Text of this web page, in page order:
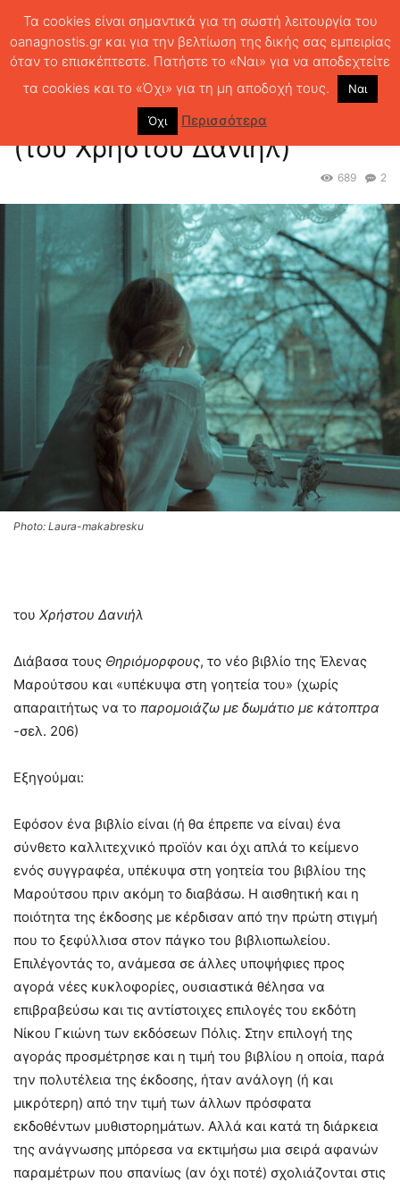
ΚΡΙΤΙΚΕΣ
Δικαιωμένη πολυπλοκότητα
(του Χρήστου Δανιήλ)
Δικαιωμένη πολυπλοκότητα
(του Χρήστου Δανιήλ)
2
689
Photo: Laura-makabresku
του Χρήστου Δανιήλ
Διάβασα τους Θηριόμορφους, το νέο βιβλίο της Έλενας
Μαρούτσου και «υπέκυψα στη γοητεία του» (χωρίς
απαραιτήτως να το παρομοιάζω με δωμάτιο με κάτοπτρα
-σελ. 206)
Εξηγούμαι:
Εφόσον ένα βιβλίο είναι (ή θα έπρεπε να είναι) ένα
σύνθετο καλλιτεχνικό προϊόν και όχι απλά το κείμενο
ενός συγγραφέα, υπέκυψα στη γοητεία του βιβλίου της
Μαρούτσου πριν ακόμη το διαβάσω. Η αισθητική και η
ποιότητα της έκδοσης με κέρδισαν από την πρώτη στιγμή
που το ξεφύλλισα στον πάγκο του βιβλιοπωλείου.
Επιλέγοντάς το, ανάμεσα σε άλλες υποψήφιες προς
αγορά νέες κυκλοφορίες, ουσιαστικά θέλησα να
επιβραβεύσω και τις αντίστοιχες επιλογές του εκδότη
Νίκου Γκιώνη των εκδόσεων Πόλις. Στην επιλογή της
αγοράς προσμέτρησε και η τιμή του βιβλίου η οποία, παρά
την πολυτέλεια της έκδοσης, ήταν ανάλογη (ή και
μικρότερη) από την τιμή των άλλων πρόσφατα
εκδοθέντων μυθιστορημάτων. Αλλά και κατά τη διάρκεια
της ανάγνωσης μπόρεσα να εκτιμήσω μια σειρά αφανών
παραμέτρων που σπανίως (αν όχι ποτέ) σχολιάζονται στις
Τα cookies είναι σημαντικά για τη σωστή λειτουργία του
oanagnostis.gr και για την βελτίωση της δικής σας εμπειρίας
όταν το επισκέπτεστε. Πατήστε το «Ναι» για να αποδεχτείτε
τα cookies και το «Όχι» για τη μη αποδοχή τους.
Ναι
Όχι Περισσότερα